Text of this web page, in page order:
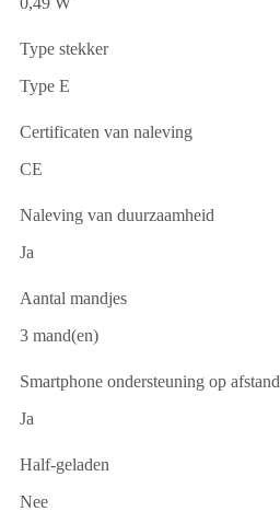
Type stekker
Type E
Certificaten van naleving
CE
Naleving van duurzaamheid
Ja
Aantal mandjes
3 mand(en)
Smartphone ondersteuning op afstand
Ja
Half-geladen
Nee